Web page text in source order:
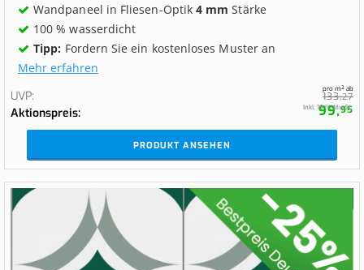
Wandpaneel in Fliesen-Optik4 mm Stärke
100 % wasserdicht
Tipp: Fordern Sie ein kostenloses Muster an
Mehr erfahren
UVP
133,27
Aktionspreis
pro m² ab
99,95
Inkl. 19 % MwSt.
PRODUKT ANSEHEN